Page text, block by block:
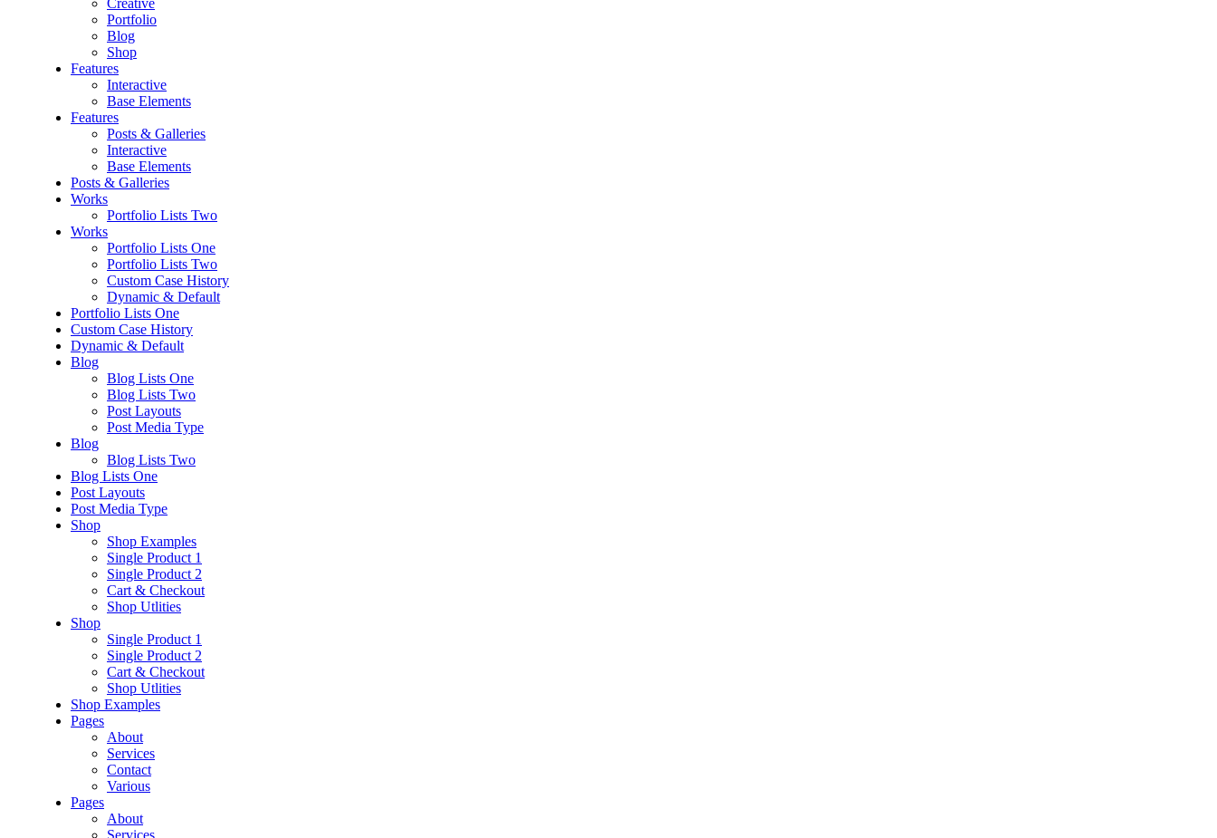
Portfolio
Blog
Shop
Features
Interactive
Base Elements
Features
Posts & Galleries
Interactive
Base Elements
Posts & Galleries
Works
Portfolio Lists Two
Works
Portfolio Lists One
Portfolio Lists Two
Custom Case History
Dynamic & Default
Portfolio Lists One
Custom Case History
Dynamic & Default
Blog
Blog Lists One
Blog Lists Two
Post Layouts
Post Media Type
Blog
Blog Lists Two
Blog Lists One
Post Layouts
Post Media Type
Shop
Shop Examples
Single Product 1
Single Product 2
Cart & Checkout
Shop Utlities
Shop
Single Product 1
Single Product 2
Cart & Checkout
Shop Utlities
Shop Examples
Pages
About
Services
Contact
Various
Pages
About
Services